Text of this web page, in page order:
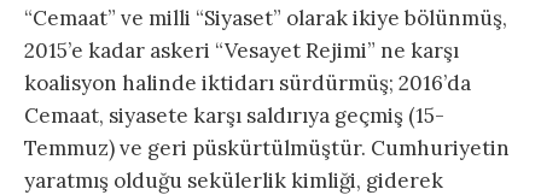
“Cemaat” ve milli “Siyaset” olarak ikiye bölünmüş,
2015’e kadar askeri “Vesayet Rejimi” ne karşı
koalisyon halinde iktidarı sürdürmüş; 2016’da
Cemaat, siyasete karşı saldırıya geçmiş (15-
Temmuz) ve geri püskürtülmüştür. Cumhuriyetin
yaratmış olduğu sekülerlik kimliği, giderek